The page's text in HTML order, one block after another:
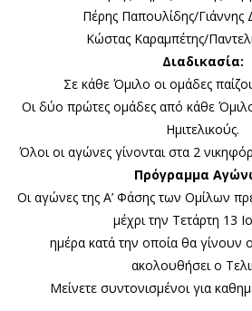
Πέρης Παπουλίδης/Γιάννης
Κώστας Καραμπέτης/
Διαδικασία:
Σε κάθε Όμιλο οι ομάδες
Οι δύο πρώτες ομάδες από κάθε
Ημιτελικούς.
Όλοι οι αγώνες γίνονται στα 2
Πρόγραμμα
Οι αγώνες της Α’ Φάσης των Ομίλων
μέχρι την Τετάρτη 13
ημέρα κατά την οποία θα γίνουν
ακολουθήσει ο
Μείνετε συντονισμένοι για